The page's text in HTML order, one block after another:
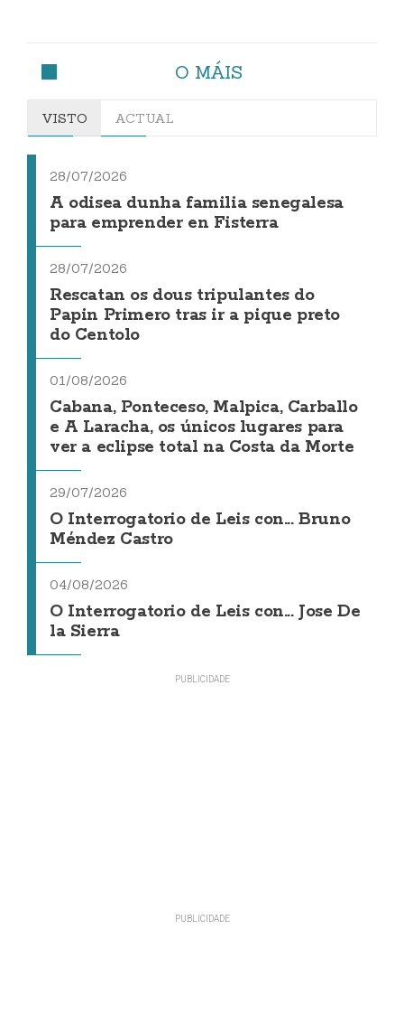
O MÁIS
VISTO ACTUAL
28/07/2026
A odisea dunha familia senegalesa
para emprender en Fisterra
28/07/2026
Rescatan os dous tripulantes do
Papin Primero tras ir a pique preto
do Centolo
01/08/2026
Cabana, Ponteceso, Malpica, Carballo
e A Laracha, os únicos lugares para
ver a eclipse total na Costa da Morte
29/07/2026
O Interrogatorio de Leis con... Bruno
Méndez Castro
04/08/2026
O Interrogatorio de Leis con... Jose De
la Sierra